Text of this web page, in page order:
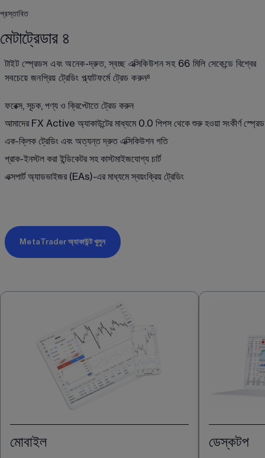
প্রস্তাবিত
মেটাট্রেডার ৪
টাইট স্প্রেডস এবং অনেক-দ্রুত, স্বচ্ছ এক্সিকিউশন সহ 66 মিলি সেকেন্ডে বিশ্বের
সবচেয়ে জনপ্রিয় ট্রেডিং প্ল্যাটফর্মে ট্রেড করুন⁸
ফরেক্স, সূচক, পণ্য ও ক্রিপ্টোতে ট্রেড করুন
আমাদের FX Active অ্যাকাউন্টের মাধ্যমে 0.0 পিপস থেকে শুরু হওয়া সংকীর্ণ স্প্রেড
এক-ক্লিক ট্রেডিং এবং অত্যন্ত দ্রুত এক্সিকিউশন গতি
প্রাক-ইনস্টল করা ইন্ডিকেটর সহ কাস্টমাইজযোগ্য চার্ট
এক্সপার্ট অ্যাডভাইজর (EAs)-এর মাধ্যমে স্বয়ংক্রিয় ট্রেডিং
MetaTrader অ্যাকাউন্ট খুলুন
মোবাইল ডেস্কটপ